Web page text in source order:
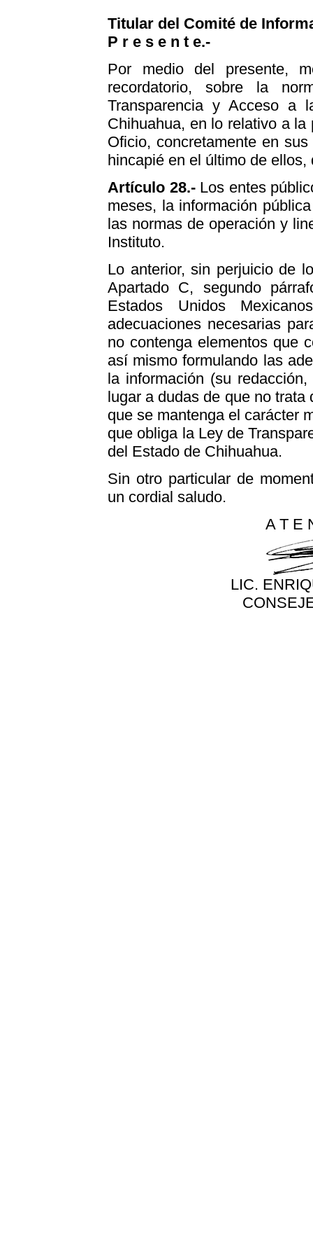
Titular del Comité de
P r e s e n t e.-
Por medio del presente,
recordatorio, sobre la
Transparencia y Acceso a
Chihuahua, en lo relativo a
Oficio, concretamente en
hincapié en el último de ellos,
Artículo 28.-Los entes
meses, la información
las normas de operación y
Instituto.
Lo anterior, sin perjuicio de
Apartado C, segundo
Estados Unidos
adecuaciones necesarias
no contenga elementos que
así mismo formulando las
la información (su
lugar a dudas de que no
que se mantenga el carácter
que obliga la Ley de
del Estado de Chihuahua.
Sin otro particular de
un cordial saludo.
A T E
LIC.